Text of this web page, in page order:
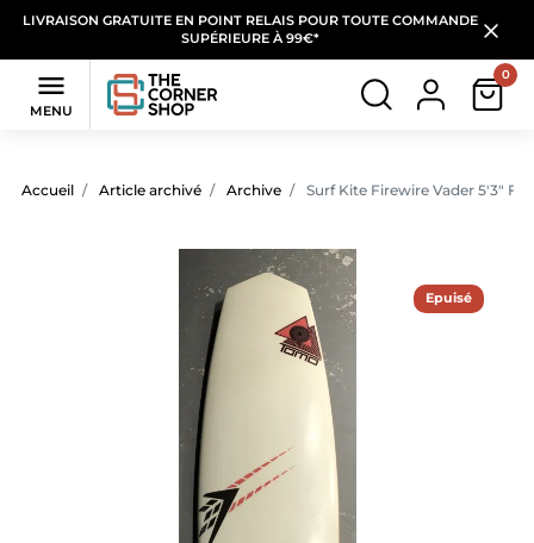
LIVRAISON GRATUITE EN POINT RELAIS POUR TOUTE COMMANDE
SUPÉRIEURE À 99€*

MENU
0
Accueil Article archivé Archive Surf Kite Firewire Vader 5'3"
Epuisé